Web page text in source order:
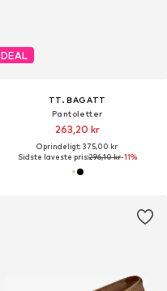
DEAL
TT. BAGATT
Pantoletter
263,20 kr
Oprindeligt: 375,00 kr
Sidste laveste pris:296,10 kr-11%